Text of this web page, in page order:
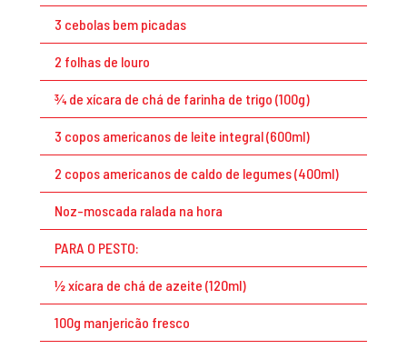
3 cebolas bem picadas
2 folhas de louro
¾ de xícara de chá de farinha de trigo (100g)
3 copos americanos de leite integral (600ml)
2 copos americanos de caldo de legumes (400ml)
Noz-moscada ralada na hora
PARA O PESTO:
½ xícara de chá de azeite (120ml)
100g manjericão fresco